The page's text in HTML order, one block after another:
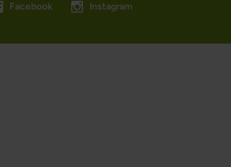
Facebook Instagram